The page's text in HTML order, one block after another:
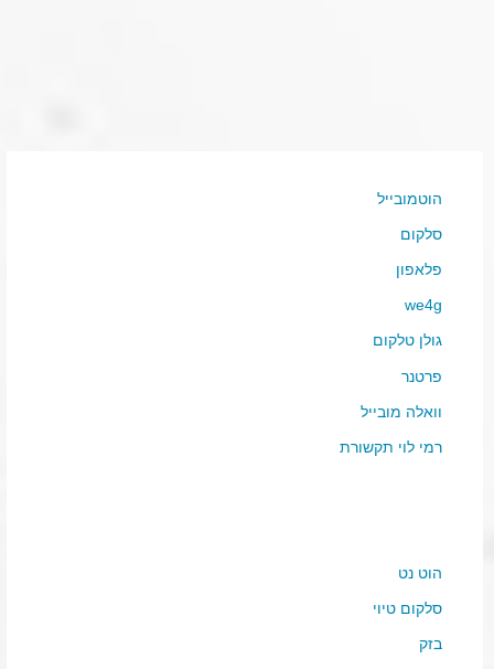
הוטמובייל
סלקום
פלאפון
we4g
גולן טלקום
פרטנר
וואלה מובייל
רמי לוי תקשורת
הוט נט
סלקום טיוי
בזק